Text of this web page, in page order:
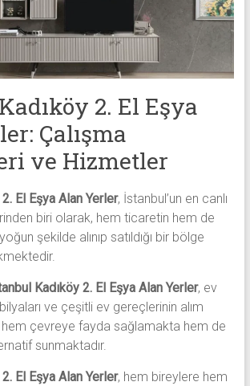
2. El Eşya
Çalışma
ve Hizmetler
El Eşya Alan Yerler, İstanbul’un en canlı
biri olarak, hem ticaretin hem de
şekilde alınıp satıldığı bir bölge
Kadıköy 2. El Eşya Alan Yerler, ev
ve çeşitli ev gereçlerinin alım
hem çevreye fayda sağlamakta hem de
sunmaktadır.
El Eşya Alan Yerler, hem bireylere hem